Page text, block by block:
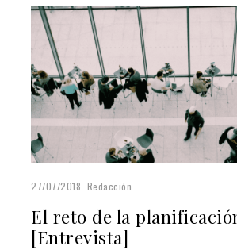
27/07/2018 Redacción
El reto de la
[Entrevista]